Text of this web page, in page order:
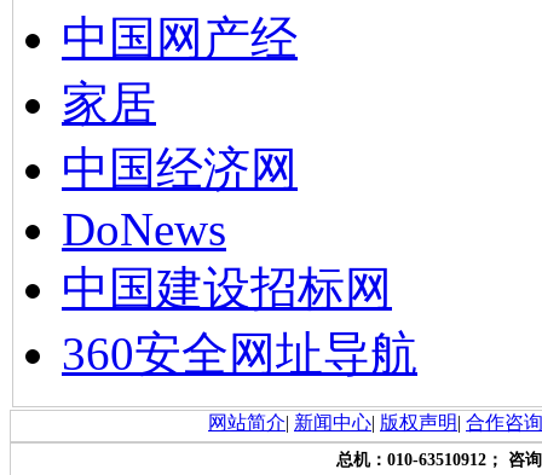
中国网产经
家居
中国经济网
DoNews
中国建设招标网
360安全网址导航
网站简介| 新闻中心| 版权声明| 合作咨询
总机：010-63510912； 咨